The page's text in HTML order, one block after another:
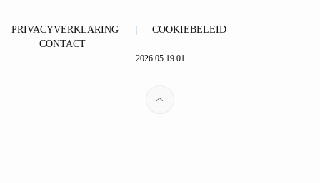
PRIVACYVERKLARING
COOKIEBELEID
CONTACT
2026.05.19.01